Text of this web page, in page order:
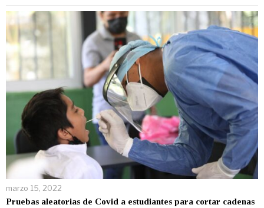
marzo 15, 2022
Pruebas aleatorias de Covid a estudiantes para cortar cadenas